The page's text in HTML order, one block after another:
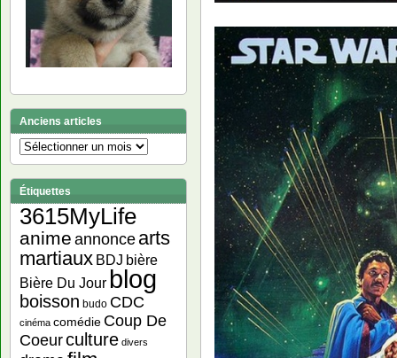
Anciens articles
Anciens
articles
Étiquettes
3615MyLife
anime annonce arts
martiaux BDJ bière
Bière Du Jour blog
boisson budo CDC
cinéma comédie Coup De
Coeurculture divers